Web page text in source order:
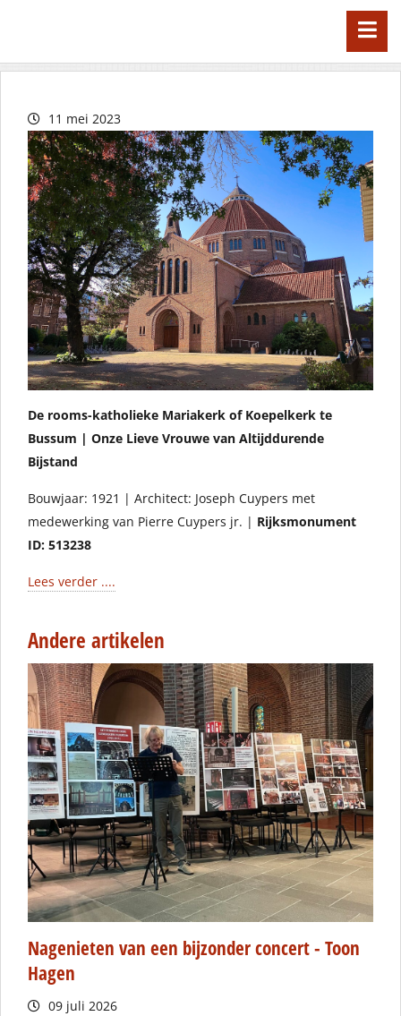
11 mei 2023
De rooms-katholieke Mariakerk of Koepelkerk te
Bussum | Onze Lieve Vrouwe van Altijddurende
Bijstand
Bouwjaar: 1921 | Architect: Joseph Cuypers met
medewerking van Pierre Cuypers jr. | Rijksmonument
ID: 513238
Lees verder ....
Andere artikelen
Nagenieten van een bijzonder concert - Toon
Hagen
09 juli 2026